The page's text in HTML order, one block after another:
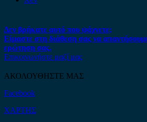
Δεν βρήκατε αυτό που ψάχνετε;
Είμαστε στη διάθεση σας να
ερώτηση σας.
Επικοινωνήστε μαζί μας
ΑΚΟΛΟΥΘΗΣΤΕ ΜΑΣ
Facebook
ΧΑΡΤΗΣ